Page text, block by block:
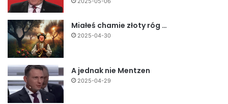
Miałeś chamie złoty róg …
2025-04-30
A jednak nie Mentzen
2025-04-29